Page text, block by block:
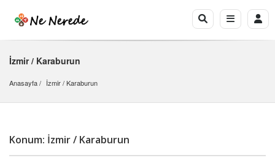
İzmir / Karaburun
Anasayfa İzmir / Karaburun
Konum: İzmir / Karaburun